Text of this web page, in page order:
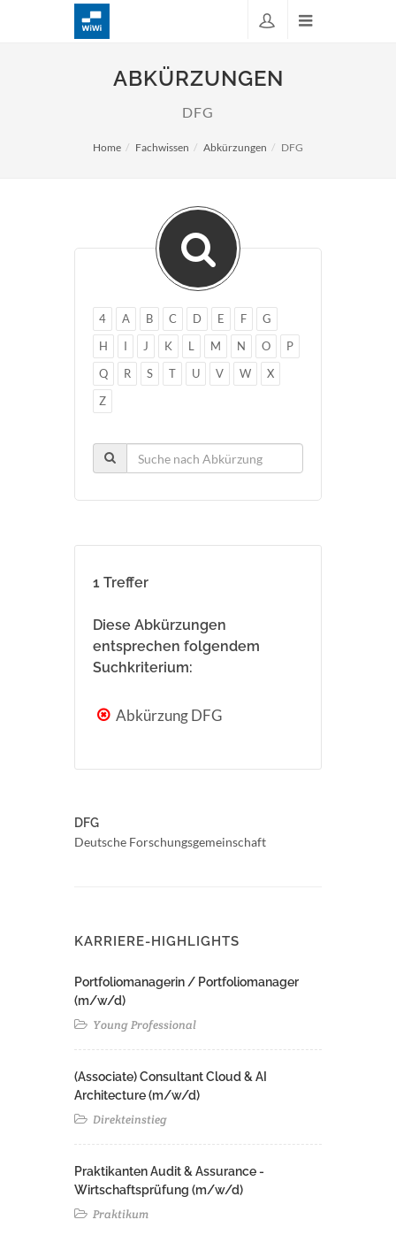
ABKÜRZUNGEN
DFG
Home Fachwissen Abkürzungen DFG
4 A B C D E F
G
H
I J K L M N O
P
Q
R S T U V W
X
Z
1 Treffer
Diese Abkürzungen
entsprechen folgendem
Suchkriterium:
Abkürzung DFG
DFG
Deutsche Forschungsgemeinschaft
KARRIERE-HIGHLIGHTS
Portfoliomanagerin / Portfoliomanager
(m/w/d)
Young Professional
(Associate) Consultant Cloud & AI
Architecture (m/w/d)​ ​
Direkteinstieg
Praktikanten Audit & Assurance -
Wirtschaftsprüfung (m/w/d)
Praktikum